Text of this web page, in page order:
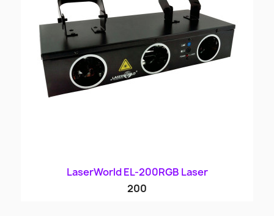
LaserWorld EL-200RGB Laser
200